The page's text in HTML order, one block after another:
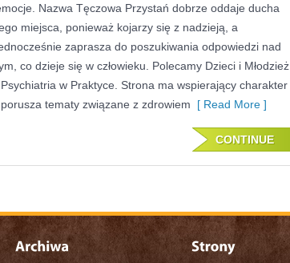
Nazwa Tęczowa Przystań dobrze oddaje ducha
miejsca, ponieważ kojarzy się z nadzieją, a
zaprasza do poszukiwania odpowiedzi nad
co dzieje się w człowieku. Polecamy Dzieci i Młodzież
w Praktyce. Strona ma wspierający charakter
tematy związane z zdrowiem [ Read More ]
CONTINUE